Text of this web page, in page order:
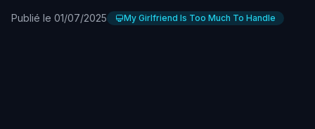
Publié le 01/07/2025 My Girlfriend Is Too Much To Handle